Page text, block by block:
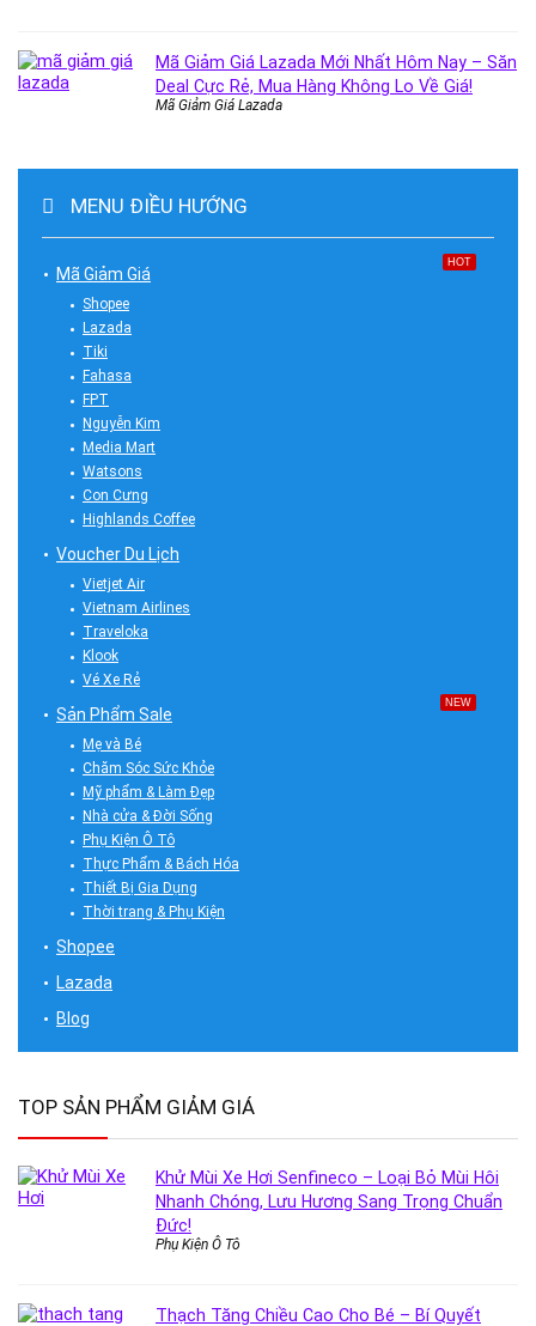
Mã Giảm Giá Lazada Mới Nhất Hôm Nay – Săn
Deal Cực Rẻ, Mua Hàng Không Lo Về Giá!
Mã Giảm Giá Lazada
MENU ĐIỀU HƯỚNG
Mã Giảm Giá
HOT
Shopee
Lazada
Tiki
Fahasa
FPT
Nguyễn Kim
Media Mart
Watsons
Con Cưng
Highlands Coffee
Voucher Du Lịch
Vietjet Air
Vietnam Airlines
Traveloka
Klook
Vé Xe Rẻ
Sản Phẩm Sale
NEW
Mẹ và Bé
Chăm Sóc Sức Khỏe
Mỹ phẩm & Làm Đẹp
Nhà cửa & Đời Sống
Phụ Kiện Ô Tô
Thực Phẩm & Bách Hóa
Thiết Bị Gia Dụng
Thời trang & Phụ Kiện
Shopee
Lazada
Blog
TOP SẢN PHẨM GIẢM GIÁ
Khử Mùi Xe Hơi Senfineco – Loại Bỏ Mùi Hôi
Nhanh Chóng, Lưu Hương Sang Trọng Chuẩn
Đức!
Phụ Kiện Ô Tô
Thạch Tăng Chiều Cao Cho Bé – Bí Quyết